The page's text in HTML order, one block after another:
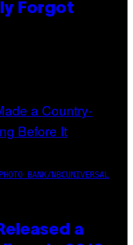
Forgot
BANK/NBCUNIVERSAL
a